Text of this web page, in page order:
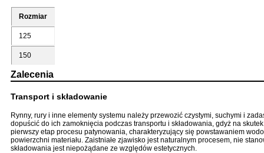
Rozmiar
125
150
Zalecenia
Transport i składowanie
Rynny, rury i inne elementy systemu należy przewozić czystymi, suchymi i
dopuścić do ich zamoknięcia podczas transportu i składowania, gdyż na
pierwszy etap procesu patynowania, charakteryzujący się powstawaniem
powierzchni materiału. Zaistniałe zjawisko jest naturalnym procesem, nie
składowania jest niepożądane ze względów estetycznych.